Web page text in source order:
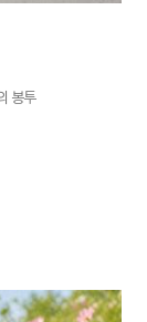
봉투